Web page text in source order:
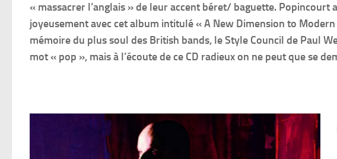
« massacrer l’anglais » de leur accent béret/ baguette.
joyeusement avec cet album intitulé « A New Dimension to
mémoire du plus soul des British bands, le Style Council de Paul
mot « pop », mais à l’écoute de ce CD radieux on ne peut que se